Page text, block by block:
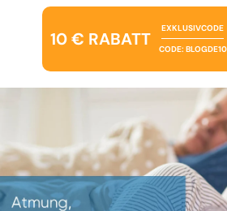
10 € RABATT
EXKLUSIVCODE
CODE: BLOGDE10